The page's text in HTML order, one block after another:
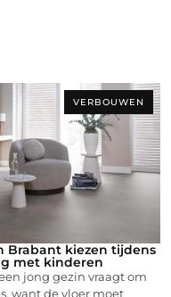
VERBOUWEN
Brabant kiezen tijdens
met kinderen
jong gezin vraagt om
want de vloer moet